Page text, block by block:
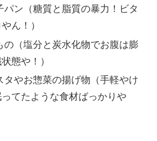
パン（糖質と脂質の暴力！ビタ
ん！）
の（塩分と炭水化物でお腹は膨
態や！）
タやお惣菜の揚げ物（手軽やけ
てたような食材ばっかりや